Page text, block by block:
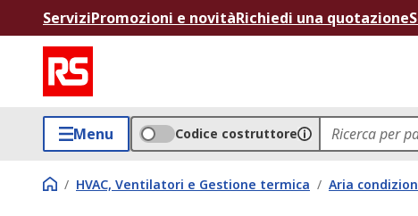
ServiziPromozioni e novitàRichiedi una quotazione
Menu Codice costruttore
/ HVAC, Ventilatori e Gestione termica / Aria